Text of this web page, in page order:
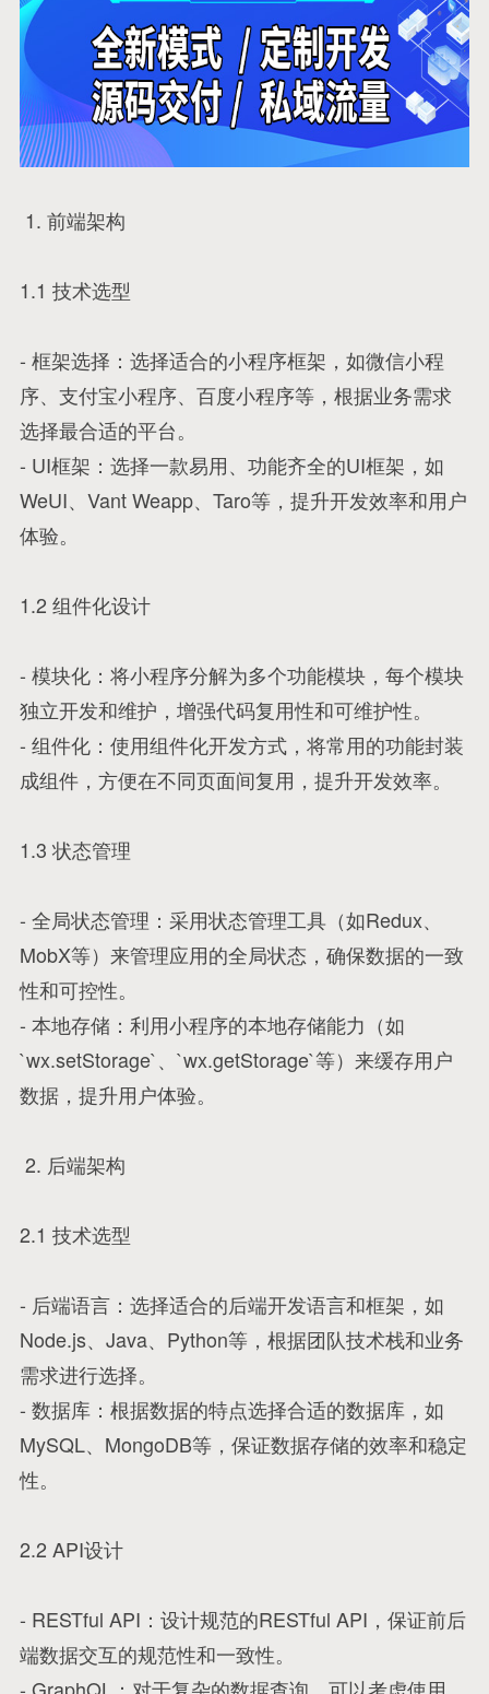
1. 前端架构
1.1 技术选型
- 框架选择：选择适合的小程序框架，如微信小程
序、支付宝小程序、百度小程序等，根据业务需求
选择最合适的平台。
- UI框架：选择一款易用、功能齐全的UI框架，如
WeUI、Vant Weapp、Taro等，提升开发效率和用户
体验。
1.2 组件化设计
- 模块化：将小程序分解为多个功能模块，每个模块
独立开发和维护，增强代码复用性和可维护性。
- 组件化：使用组件化开发方式，将常用的功能封装
成组件，方便在不同页面间复用，提升开发效率。
1.3 状态管理
- 全局状态管理：采用状态管理工具（如Redux、
MobX等）来管理应用的全局状态，确保数据的一致
性和可控性。
- 本地存储：利用小程序的本地存储能力（如
`wx.setStorage`、`wx.getStorage`等）来缓存用户
数据，提升用户体验。
2. 后端架构
2.1 技术选型
- 后端语言：选择适合的后端开发语言和框架，如
Node.js、Java、Python等，根据团队技术栈和业务
需求进行选择。
- 数据库：根据数据的特点选择合适的数据库，如
MySQL、MongoDB等，保证数据存储的效率和稳定
性。
2.2 API设计
- RESTful API：设计规范的RESTful API，保证前后
端数据交互的规范性和一致性。
- GraphQL：对于复杂的数据查询，可以考虑使用